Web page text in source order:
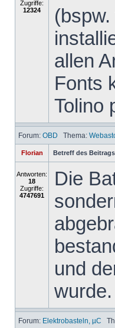
Zugriffe:
12324
allen
Fonts
Tolino
Forum: OBD Thema:
Florian Betreff des
Antworten:
18
Zugriffe:
4747691
Die
und
Forum: Elektrobasteln, µC